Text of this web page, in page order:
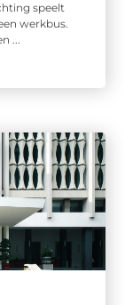
speelt
werkbus.
...